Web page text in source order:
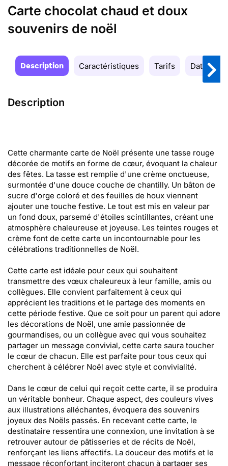
Carte chocolat chaud et doux
souvenirs de noël
Description Caractéristiques Tarifs Date de
Description
Cette charmante carte de Noël présente une tasse rouge
décorée de motifs en forme de cœur, évoquant la chaleur
des fêtes. La tasse est remplie d'une crème onctueuse,
surmontée d'une douce couche de chantilly. Un bâton de
sucre d'orge coloré et des feuilles de houx viennent
ajouter une touche festive. Le tout est mis en valeur par
un fond doux, parsemé d'étoiles scintillantes, créant une
atmosphère chaleureuse et joyeuse. Les teintes rouges et
crème font de cette carte un incontournable pour les
célébrations traditionnelles de Noël.
Cette carte est idéale pour ceux qui souhaitent
transmettre des vœux chaleureux à leur famille, amis ou
collègues. Elle convient parfaitement à ceux qui
apprécient les traditions et le partage des moments en
cette période festive. Que ce soit pour un parent qui adore
les décorations de Noël, une amie passionnée de
gourmandises, ou un collègue avec qui vous souhaitez
partager un message convivial, cette carte saura toucher
le cœur de chacun. Elle est parfaite pour tous ceux qui
cherchent à célébrer Noël avec style et convivialité.
Dans le cœur de celui qui reçoit cette carte, il se produira
un véritable bonheur. Chaque aspect, des couleurs vives
aux illustrations alléchantes, évoquera des souvenirs
joyeux des Noëls passés. En recevant cette carte, le
destinataire ressentira une connexion, une invitation à se
retrouver autour de pâtisseries et de récits de Noël,
renforçant les liens affectifs. La douceur des motifs et le
message réconfortant inciteront chacun à partager ses